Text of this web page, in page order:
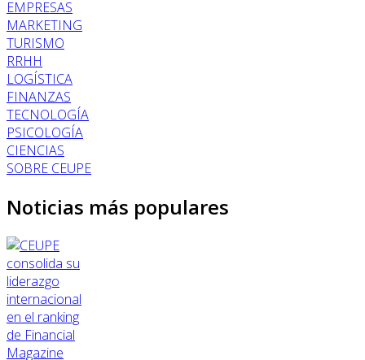
EMPRESAS
MARKETING
TURISMO
RRHH
LOGÍSTICA
FINANZAS
TECNOLOGÍA
PSICOLOGÍA
CIENCIAS
SOBRE CEUPE
Noticias más populares